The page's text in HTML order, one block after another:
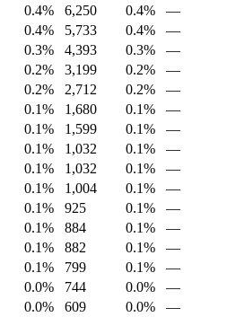
0.4% 6,250 0.4%
—
0.4% 5,733 0.4%
—
0.3% 4,393 0.3%
—
0.2% 3,199 0.2%
—
0.2% 2,712 0.2%
—
0.1% 1,680 0.1%
—
0.1% 1,599 0.1%
—
0.1% 1,032 0.1%
—
0.1% 1,032 0.1%
—
0.1% 1,004 0.1%
—
0.1% 925 0.1%
—
0.1% 884 0.1%
—
0.1% 882 0.1%
—
0.1% 799 0.1%
—
0.0% 744 0.0%
—
0.0% 609 0.0% —